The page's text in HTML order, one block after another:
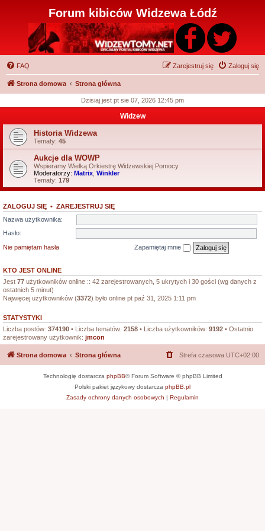
Forum kibiców Widzewa Łódź
FAQ Zaloguj się
Zarejestruj się
Strona domowa Strona główna
Dzisiaj jest pt sie 07, 2026 12:45 pm
Widzew
Historia Widzewa
Tematy: 45
Aukcje dla WOWP
Wspieramy Wielką Orkiestrę Widzewskiej Pomocy
Moderatorzy: Matrix Winkler
Tematy: 179
ZALOGUJ SIĘ • ZAREJESTRUJ SIĘ
Nazwa użytkownika:
Hasło:
Nie pamiętam hasła
Zapamiętaj mnie
KTO JEST ONLINE
Jest 77 użytkowników online :: 42 zarejestrowanych, 5 ukrytych i 30 gości (wg danych z
ostatnich 5 minut)
Najwięcej użytkowników (3372) było online pt paź 31, 2025 1:11 pm
STATYSTYKI
Liczba postów: 374190 • Liczba tematów: 2158 • Liczba użytkowników: 9192 • Ostatnio
zarejestrowany użytkownik: jmcon
Strona domowa Strona główna Strefa czasowa UTC+02:00
Technologię dostarcza phpBB® Forum Software © phpBB Limited
Polski pakiet językowy dostarcza phpBB.pl
Zasady ochrony danych osobowych | Regulamin